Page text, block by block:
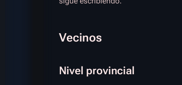
Vecinos
Nivel provincial